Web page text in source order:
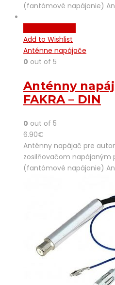
(fantómové napájanie)
Add to Wishlist
Anténne napájače
0 out of 5
Anténny
FAKRA – DIN
0 out of 5
6.90€
Anténny napájač pre
zosilňovačom napájaným
(fantómové napájanie)